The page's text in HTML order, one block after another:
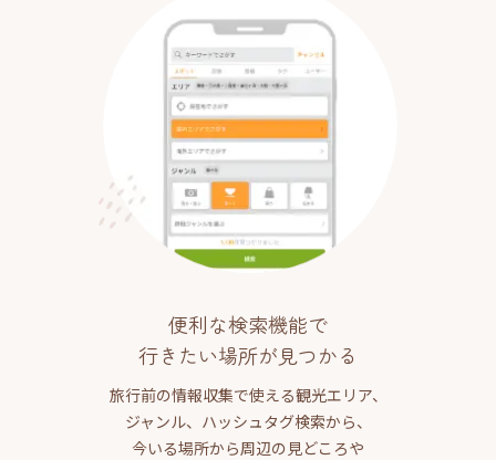
便利な検索機能で
行きたい場所が見つかる
旅行前の情報収集で使える観光エリア、
ジャンル、ハッシュタグ検索から、
今いる場所から周辺の見どころや